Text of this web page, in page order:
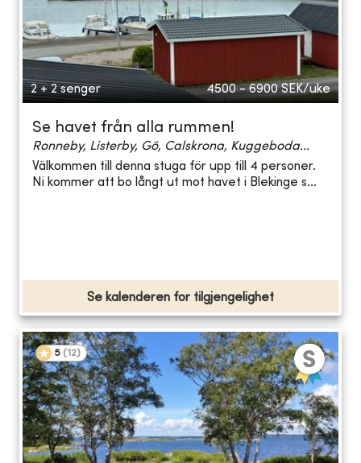
2 + 2 senger 4500 - 6900 SEK/uke
Se havet från alla rummen!
Ronneby, Listerby, Gö, Calskrona, Kuggeboda...
Välkommen till denna stuga för upp till 4 personer.
Ni kommer att bo långt ut mot havet i Blekinge s...
Se kalenderen for tilgjengelighet
5 (12)